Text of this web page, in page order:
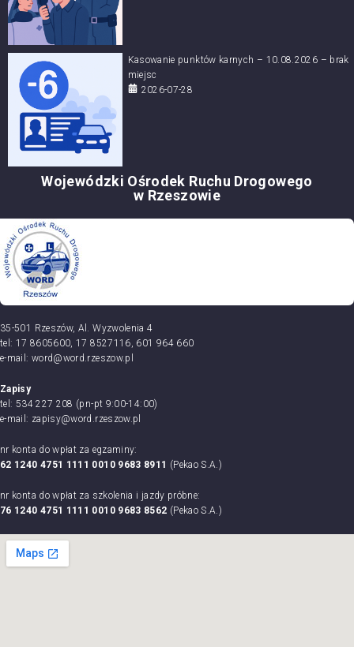
Wojewódzki Ośrodek Ruchu Drogowego
w Rzeszowie
35-501 Rzeszów, Al. Wyzwolenia 4
tel: 17 8605600, 17 8527116, 601 964 660
e-mail: word@word.rzeszow.pl
Zapisy
tel: 534 227 208 (pn-pt 9:00-14:00)
e-mail: zapisy@word.rzeszow.pl
nr konta do wpłat za egzaminy:
62 1240 4751 1111 0010 9683 8911 (Pekao S.A.)
nr konta do wpłat za szkolenia i jazdy próbne:
76 1240 4751 1111 0010 9683 8562 (Pekao S.A.)
Kasowanie punktów karnych – 10.08.2026 – brak
miejsc
2026-07-28